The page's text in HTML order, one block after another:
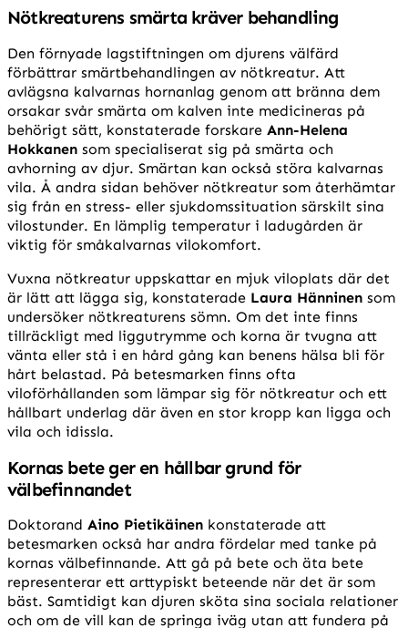
Nötkreaturens smärta kräver behandling
Den förnyade lagstiftningen om djurens välfärd
förbättrar smärtbehandlingen av nötkreatur. Att
avlägsna kalvarnas hornanlag genom att bränna dem
orsakar svår smärta om kalven inte medicineras på
behörigt sätt, konstaterade forskare Ann-Helena
Hokkanen som specialiserat sig på smärta och
avhorning av djur. Smärtan kan också störa kalvarnas
vila. Å andra sidan behöver nötkreatur som återhämtar
sig från en stress- eller sjukdomssituation särskilt sina
vilostunder. En lämplig temperatur i ladugården är
viktig för småkalvarnas vilokomfort.
Vuxna nötkreatur uppskattar en mjuk viloplats där det
är lätt att lägga sig, konstaterade Laura Hänninen som
undersöker nötkreaturens sömn. Om det inte finns
tillräckligt med liggutrymme och korna är tvugna att
vänta eller stå i en hård gång kan benens hälsa bli för
hårt belastad. På betesmarken finns ofta
viloförhållanden som lämpar sig för nötkreatur och ett
hållbart underlag där även en stor kropp kan ligga och
vila och idissla.
Kornas bete ger en hållbar grund för
välbefinnandet
Doktorand Aino Pietikäinen konstaterade att
betesmarken också har andra fördelar med tanke på
kornas välbefinnande. Att gå på bete och äta bete
representerar ett arttypiskt beteende när det är som
bäst. Samtidigt kan djuren sköta sina sociala relationer
och om de vill kan de springa iväg utan att fundera på